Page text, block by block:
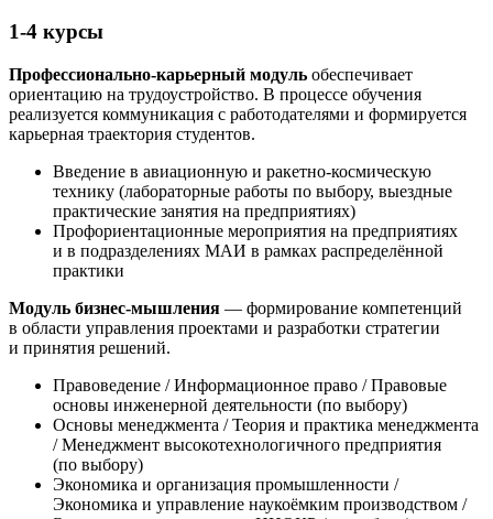
1-4 курсы
Профессионально-карьерный модуль обеспечивает
ориентацию на трудоустройство. В процессе обучения
реализуется коммуникация с работодателями и формируется
карьерная траектория студентов.
Введение в авиационную и ракетно-космическую
технику (лабораторные работы по выбору, выездные
практические занятия на предприятиях)
Профориентационные мероприятия на предприятиях
и в подразделениях МАИ в рамках распределённой
практики
Модуль бизнес-мышления — формирование компетенций
в области управления проектами и разработки стратегии
и принятия решений.
Правоведение / Информационное право / Правовые
основы инженерной деятельности (по выбору)
Основы менеджмента / Теория и практика менеджмента
/ Менеджмент высокотехнологичного предприятия
(по выбору)
Экономика и организация промышленности /
Экономика и управление наукоёмким производством /